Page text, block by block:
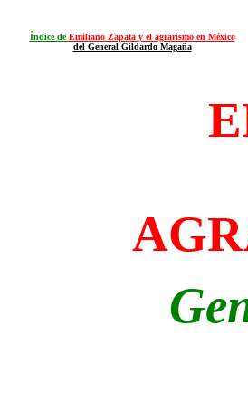
Índice deEmiliano Zapata y el agrarismo en México
del General Gildardo Magaña